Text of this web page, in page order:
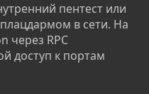
пентест или
в сети. На
через RPC
доступ к портам